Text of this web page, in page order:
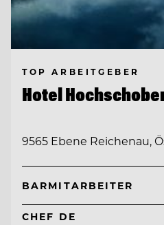
TOP ARBEITGEBER
Hotel
9565 Ebene Reichenau,
BARMITARBEITER
CHEF DE